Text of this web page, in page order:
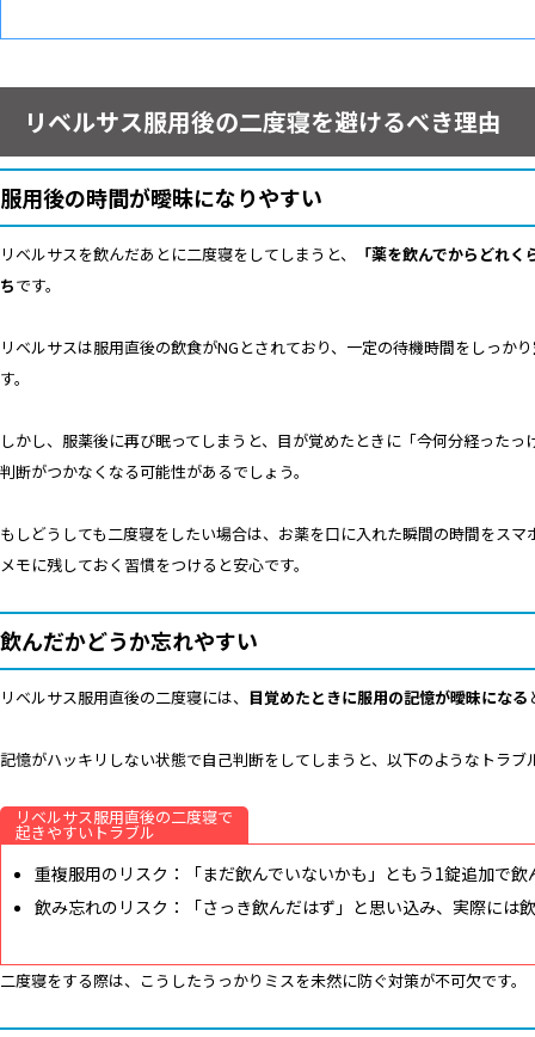
リベルサス服用後の二度寝を避けるべき理由
服用後の時間が曖昧になりやすい
リベルサスを飲んだあとに二度寝をしてしまうと、
「薬を飲んでからどれ
ちです。
リベルサスは服用直後の飲食がNGとされており、一定の待機時間をしっか
す。
しかし、服薬後に再び眠ってしまうと、目が覚めたときに「今何分経った
判断がつかなくなる可能性があるでしょう。
もしどうしても二度寝をしたい場合は、お薬を口に入れた瞬間の時間をス
メモに残しておく習慣をつけると安心です。
飲んだかどうか忘れやすい
リベルサス服用直後の二度寝には、 目覚めたときに服用の記憶が曖昧になる
記憶がハッキリしない状態で自己判断をしてしまうと、以下のようなトラ
リベルサス服用直後の二度寝で
起きやすいトラブル
重複服用のリスク：「まだ飲んでいないかも」ともう1錠追加で
飲み忘れのリスク：「さっき飲んだはず」と思い込み、実際には
二度寝をする際は、こうしたうっかりミスを未然に防ぐ対策が不可欠です。